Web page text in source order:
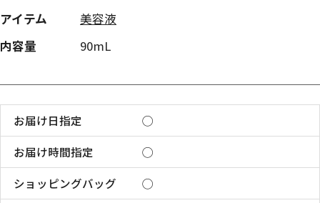
アイテム
美容液
内容量
90mL
お届け日指定
◯
お届け時間指定
◯
ショッピングバッグ
◯